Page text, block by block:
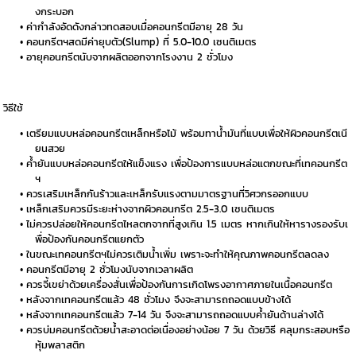
งกระบอก
ค่ากำลังอัดดังกล่าวทดสอบเมื่อคอนกรีตมีอายุ 28 วัน
คอนกรีตฯสดมีค่ายุบตัว(Slump) ที่ 5.0-10.0 เซนติเมตร
อายุคอนกรีตนับจากผลิตออกจากโรงงาน 2 ชั่วโมง
วิธีใช้
เตรียมแบบหล่อคอนกรีตเหล็กหรือไม้ พร้อมทาน้ำมันที่แบบเพื่อให้ผิวคอนกรีตเนี
ยนสวย
ค้ำยันแบบหล่อคอนกรีตให้แข็งแรง เพื่อป้องการแบบหล่อแตกขณะที่เทคอนกรีต
ฯ
ควรเสริมเหล็กกันร้าวและเหล็กรับแรงตามมาตรฐานที่วิศวกรออกแบบ
เหล็กเสริมควรมีระยะห่างจากผิวคอนกรีต 2.5-3.0 เซนติเมตร
ไม่ควรปล่อยให้คอนกรีตไหลตกจากที่สูงเกิน 1.5 เมตร หากเกินให้หารางรองรับเ
พื่อป้องกันคอนกรีตแยกตัว
ในขณะเทคอนกรีตฯไม่ควรเติมน้ำเพิ่ม เพราะจะทำให้คุณภาพคอนกรีตลดลง
คอนกรีตมีอายุ 2 ชั่วโมงนับจากเวลาผลิต
ควรจี้เขย่าด้วยเครื่องสั่นเพื่อป้องกันการเกิดโพรงอากาศภายในเนื้อคอนกรีต
หลังจากเทคอนกรีตแล้ว 48 ชั่วโมง จึงจะสามารถถอดแบบข้างได้
หลังจากเทคอนกรีตแล้ว 7-14 วัน จึงจะสามารถถอดแบบค้ำยันด้านล่างได้
ควรบ่มคอนกรีตด้วยน้ำสะอาดต่อเนื่องอย่างน้อย 7 วัน ด้วยวิธี คลุมกระสอบหรือ
หุ้มพลาสติก